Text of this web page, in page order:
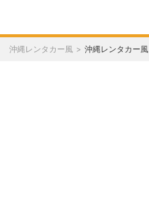
沖縄レンタカー風 沖縄レンタカー風